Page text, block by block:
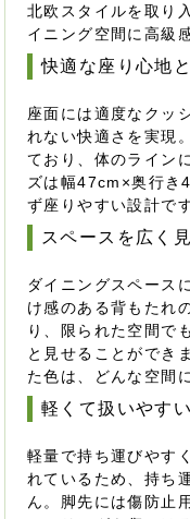
北欧スタイルを取り
イニング空間に高級
快適な座り心地
座面には適度なクッ
れない快適さを実現
ており、体のライン
ズは幅47cm×奥行き
ず座りやすい設計です
スペースを広く
ダイニングスペース
け感のある背もたれ
り、限られた空間で
と見せることができ
た色は、どんな空間
軽くて扱いやすい
軽量で持ち運びやす
れているため、持ち
ん。脚先には傷防止